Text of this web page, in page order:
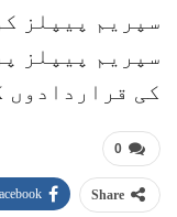
سپریم پیپلز
سپریم پیپلز
کی قراردادوں
0
Share